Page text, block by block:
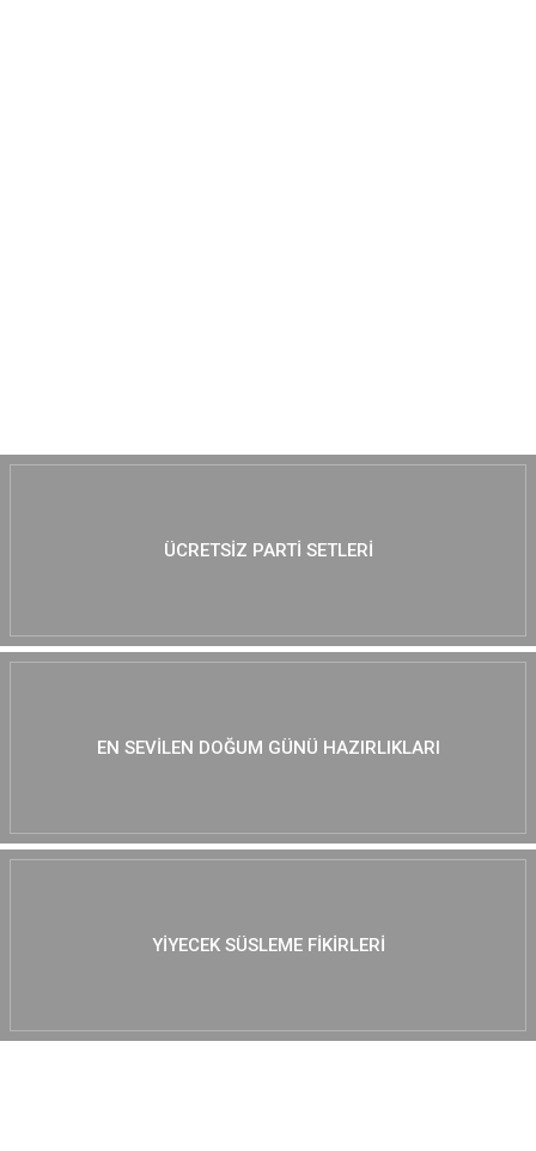
ÜCRETSIZ PARTI SETLERI
EN SEVILEN DOĞUM GÜNÜ HAZIRLIKLARI
YIYECEK SÜSLEME FIKIRLERI